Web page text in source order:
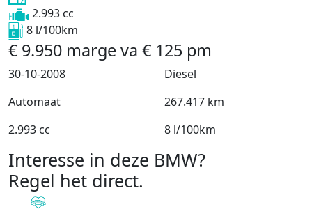
2.993 cc
8 l/100km
€ 9.950 marge va € 125 pm
30-10-2008
Diesel
Automaat
267.417 km
2.993 cc
8 l/100km
Interesse in deze BMW?
Regel het direct.